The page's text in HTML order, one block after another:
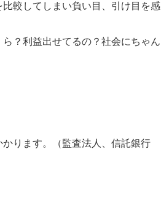
較してしまい負い目、引け目を感
？利益出せてるの？社会にちゃん
ります。（監査法人、信託銀行